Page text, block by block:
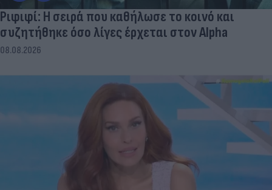
Ριφιφί: Η σειρά που καθήλωσε το κοινό και
συζητήθηκε όσο λίγες έρχεται στον Alpha
08.08.2026